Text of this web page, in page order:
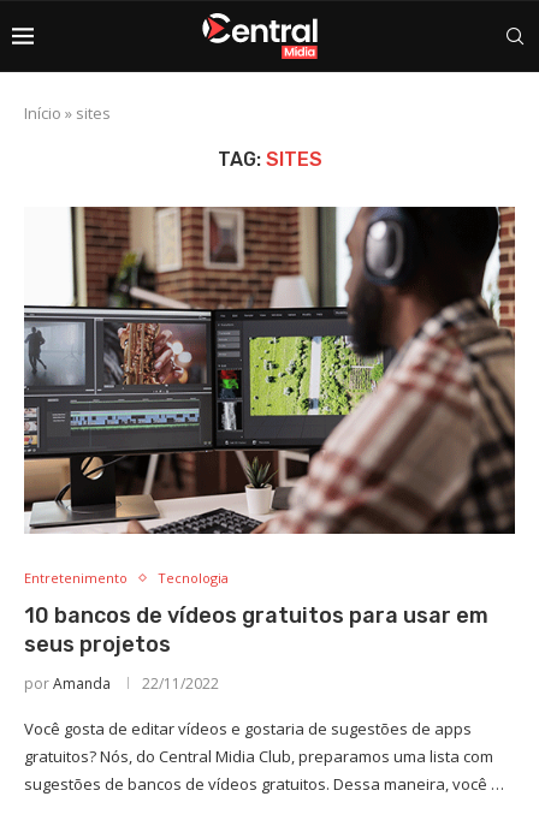
Início » sites
TAG: SITES
Entretenimento Tecnologia
10 bancos de vídeos gratuitos para usar em
seus projetos
porAmanda 22/11/2022
Você gosta de editar vídeos e gostaria de sugestões de apps
gratuitos? Nós, do Central Midia Club, preparamos uma lista com
sugestões de bancos de vídeos gratuitos. Dessa maneira, você …